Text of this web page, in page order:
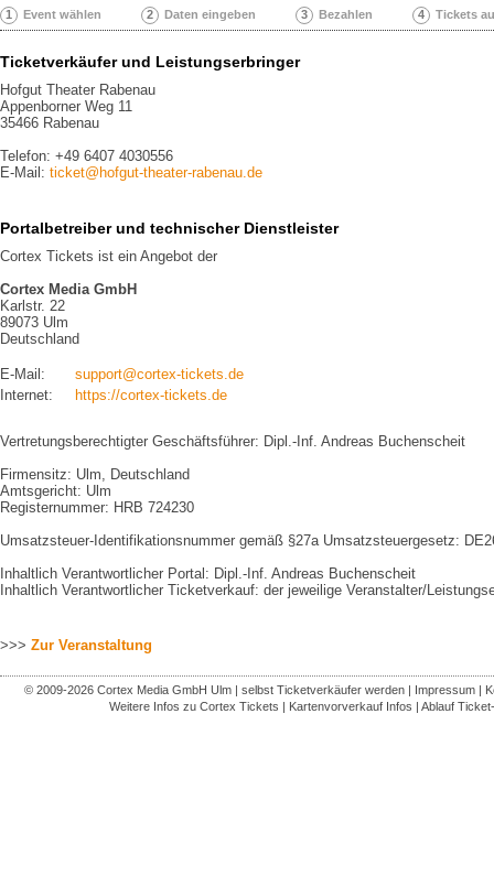
1 Event wählen 2 Daten eingeben 3 Bezahlen 4 Tickets
Ticketverkäufer und Leistungserbringer
Hofgut Theater Rabenau
Appenborner Weg 11
35466 Rabenau
Telefon: +49 6407 4030556
E-Mail: ticket@hofgut-theater-rabenau.de
Portalbetreiber und technischer Dienstleister
Cortex Tickets ist ein Angebot der
Cortex Media GmbH
Karlstr. 22
89073 Ulm
Deutschland
E-Mail:
support@cortex-tickets.de
Internet:
https://cortex-tickets.de
Vertretungsberechtigter Geschäftsführer: Dipl.-Inf. Andreas Buchenscheit
Firmensitz: Ulm, Deutschland
Amtsgericht: Ulm
Registernummer: HRB 724230
Umsatzsteuer-Identifikationsnummer gemäß §27a Umsatzsteuergesetz:
Inhaltlich Verantwortlicher Portal: Dipl.-Inf. Andreas Buchenscheit
Inhaltlich Verantwortlicher Ticketverkauf: der jeweilige Veranstalter/
>>> Zur Veranstaltung
© 2009-2026 Cortex Media GmbH Ulm| selbst Ticketverkäufer werden| Impressum|
Weitere Infos zu Cortex Tickets | Kartenvorverkauf Infos | Ablauf